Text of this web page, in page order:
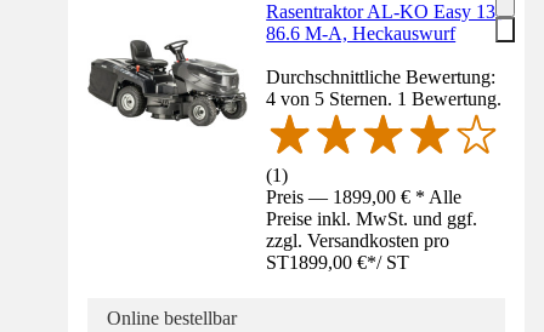
Rasentraktor AL-KO Easy 13-
86.6 M-A, Heckauswurf
Durchschnittliche Bewertung:
4 von 5 Sternen. 1 Bewertung.
(1)
Preis — 1899,00 € * Alle
Preise inkl. MwSt. und ggf.
zzgl. Versandkosten pro
ST1899,00 €*/ ST
Online bestellbar